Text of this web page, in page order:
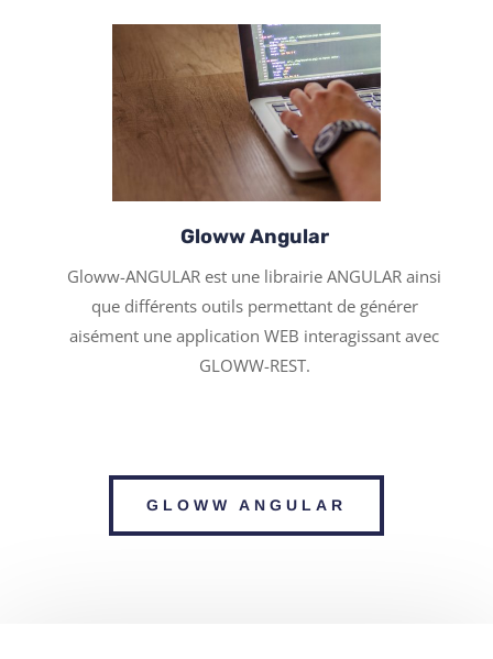
Gloww Angular
Gloww-ANGULAR est une librairie ANGULAR ainsi
que différents outils permettant de générer
aisément une application WEB interagissant avec
GLOWW-REST.
GLOWW ANGULAR